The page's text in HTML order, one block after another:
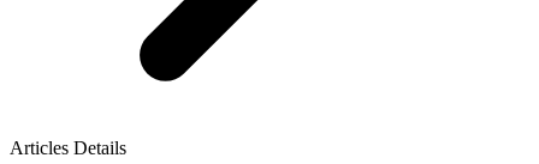
Articles Details